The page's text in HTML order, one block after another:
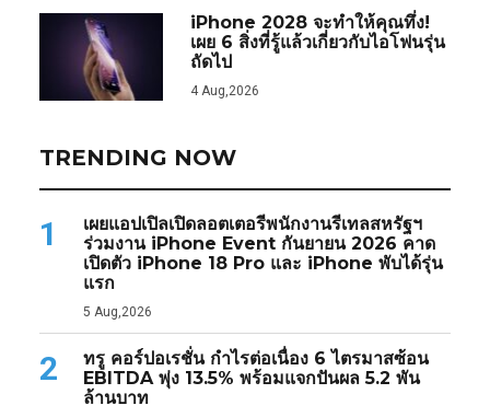
iPhone 2028 จะทำให้คุณทึ่ง!
เผย 6 สิ่งที่รู้แล้วเกี่ยวกับไอโฟนรุ่น
ถัดไป
4 Aug,2026
TRENDING NOW
1
เผยแอปเปิลเปิดลอตเตอรีพนักงานรีเทลสหรัฐฯ
ร่วมงาน iPhone Event กันยายน 2026 คาด
เปิดตัว iPhone 18 Pro และ iPhone พับได้รุ่น
แรก
5 Aug,2026
2
ทรู คอร์ปอเรชั่น กำไรต่อเนื่อง 6 ไตรมาสซ้อน
EBITDA พุ่ง 13.5% พร้อมแจกปันผล 5.2 พัน
ล้านบาท